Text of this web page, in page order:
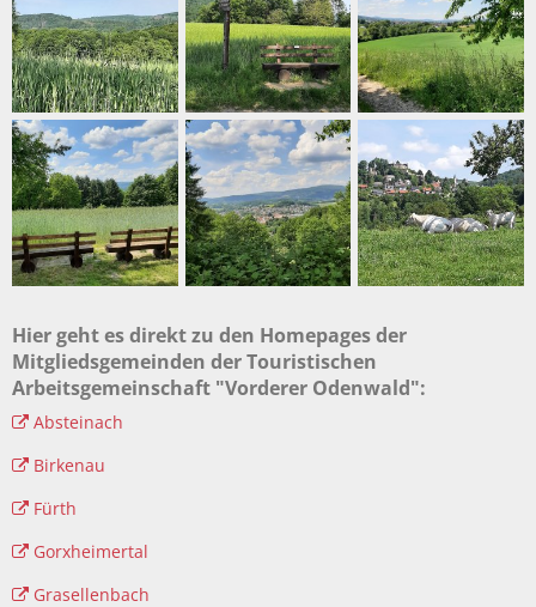
Hier geht es direkt zu den Homepages der
Mitgliedsgemeinden der Touristischen
Arbeitsgemeinschaft "Vorderer Odenwald":
Absteinach
Birkenau
Fürth
Gorxheimertal
Grasellenbach